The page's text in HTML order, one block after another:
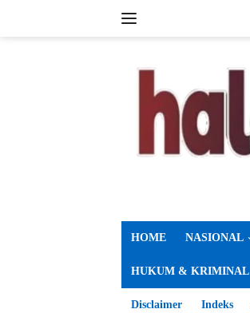
HOME NASIONAL
HUKUM & KRIMINAL
Disclaimer Indeks